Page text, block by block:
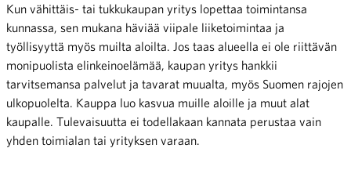
Kun vähittäis- tai tukkukaupan yritys lopettaa toimintansa
kunnassa, sen mukana häviää viipale liiketoimintaa ja
työllisyyttä myös muilta aloilta. Jos taas alueella ei ole riittävän
monipuolista elinkeinoelämää, kaupan yritys hankkii
tarvitsemansa palvelut ja tavarat muualta, myös Suomen rajojen
ulkopuolelta. Kauppa luo kasvua muille aloille ja muut alat
kaupalle. Tulevaisuutta ei todellakaan kannata perustaa vain
yhden toimialan tai yrityksen varaan.